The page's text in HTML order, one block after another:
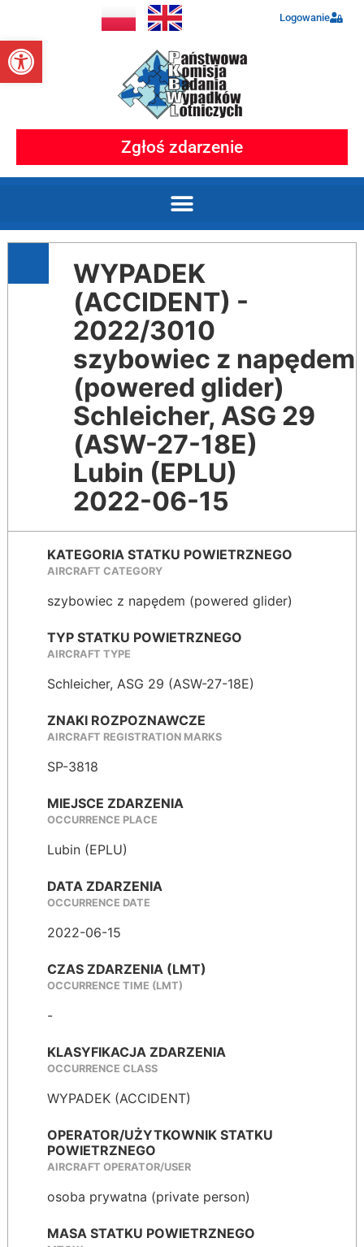
Otwórz pasek narzędzi
Logowanie
Zgłoś zdarzenie
WYPADEK
(ACCIDENT) -
2022/3010
szybowiec z napędem
(powered glider)
Schleicher, ASG 29
(ASW-27-18E)
Lubin (EPLU)
2022-06-15
KATEGORIA STATKU POWIETRZNEGO
AIRCRAFT CATEGORY
szybowiec z napędem (powered glider)
TYP STATKU POWIETRZNEGO
AIRCRAFT TYPE
Schleicher, ASG 29 (ASW-27-18E)
ZNAKI ROZPOZNAWCZE
AIRCRAFT REGISTRATION MARKS
SP-3818
MIEJSCE ZDARZENIA
OCCURRENCE PLACE
Lubin (EPLU)
DATA ZDARZENIA
OCCURRENCE DATE
2022-06-15
CZAS ZDARZENIA (LMT)
OCCURRENCE TIME (LMT)
-
KLASYFIKACJA ZDARZENIA
OCCURRENCE CLASS
WYPADEK (ACCIDENT)
OPERATOR/UŻYTKOWNIK STATKU
POWIETRZNEGO
AIRCRAFT OPERATOR/USER
osoba prywatna (private person)
MASA STATKU POWIETRZNEGO